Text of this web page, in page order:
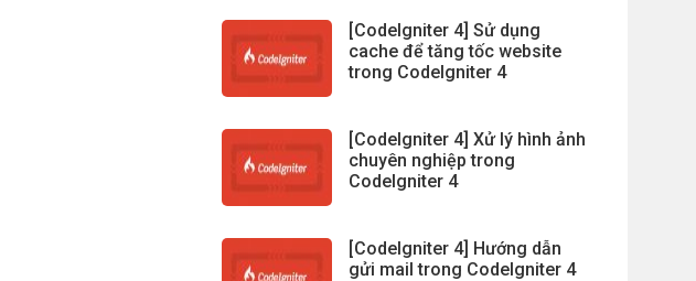
[CodeIgniter 4] Sử dụng
cache để tăng tốc website
trong CodeIgniter 4
[CodeIgniter 4] Xử lý hình ảnh
chuyên nghiệp trong
CodeIgniter 4
[CodeIgniter 4] Hướng dẫn
gửi mail trong CodeIgniter 4